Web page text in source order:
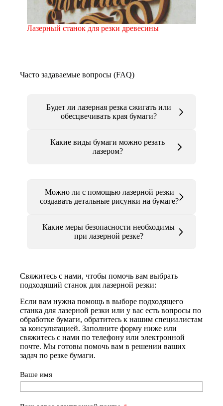
Лазерный станок для резки древесины
Часто задаваемые вопросы (FAQ)
Будет ли лазерная резка сжигать или
обесцвечивать края бумаги?
Какие виды бумаги можно резать
лазером?
Можно ли с помощью лазерной резки
создавать детальные рисунки на бумаге?
Какие меры безопасности необходимы
при лазерной резке?
Свяжитесь с нами, чтобы помочь вам выбрать
подходящий станок для лазерной резки:
Если вам нужна помощь в выборе подходящего
станка для лазерной резки или у вас есть вопросы по
обработке бумаги, обратитесь к нашим специалистам
за консультацией. Заполните форму ниже или
свяжитесь с нами по телефону или электронной
почте. Мы готовы помочь вам в решении ваших
задач по резке бумаги.
Ваше имя